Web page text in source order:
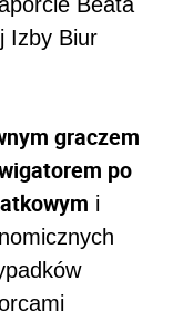
Izby Biur
graczem
po
i